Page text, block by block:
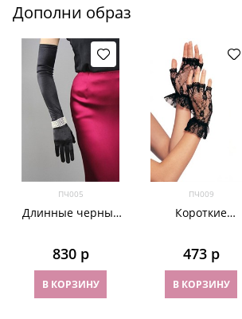
Дополни образ
ПЧ005
Длинные черные
830 р
В КОРЗИНУ
ПЧ009
Короткие
пальцев. 3 цвета
473 р
В КОРЗИНУ